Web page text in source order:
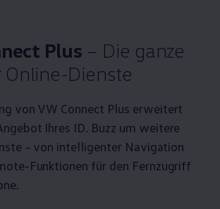
Plus – Die ganze
Online-Dienste
von VW Connect Plus erweitert
Ihres ID. Buzz um weitere
– von intelligenter Navigation
Funktionen für den Fernzugriff